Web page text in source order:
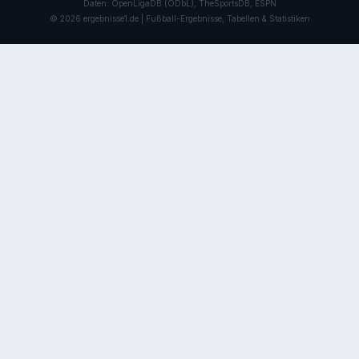
Daten: OpenLigaDB (ODbL), TheSportsDB, ESPN
© 2026 ergebnisse1.de | Fußball-Ergebnisse, Tabellen & Statistiken